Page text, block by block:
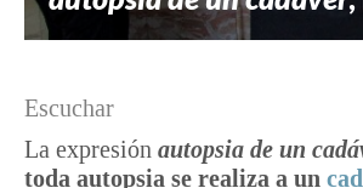
Escuchar
La expresión autopsia de un
toda autopsia se realiza a un